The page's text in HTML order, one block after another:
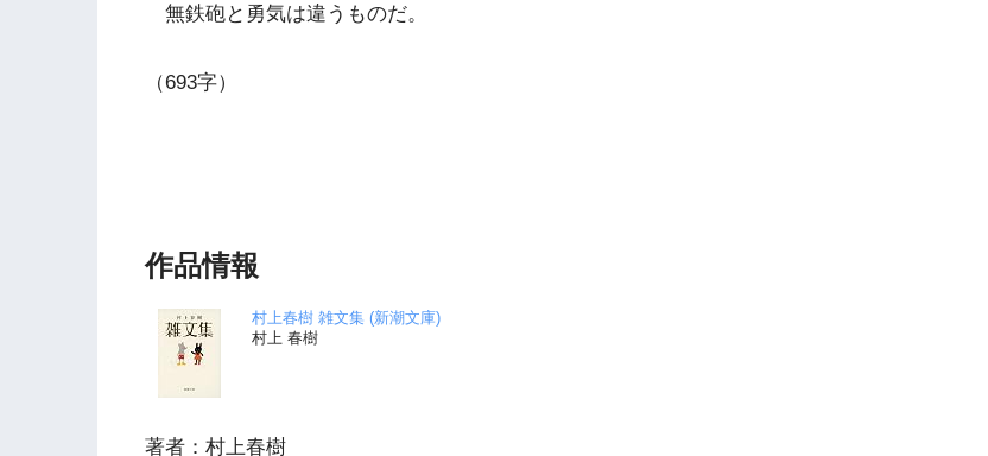
無鉄砲と勇気は違うものだ。
（693字）
作品情報
村上春樹 雑文集 (新潮文庫)
村上 春樹
著者：村上春樹